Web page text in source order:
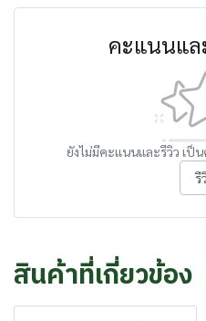
คะแนนแล
ยังไม่มีคะแนนและรีวิว เป็
รี
สินค้าที่เกี่ยวข้อง